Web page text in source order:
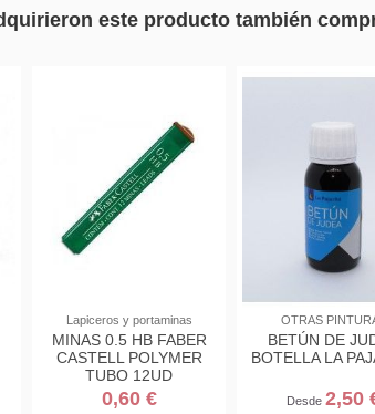
este producto también
PEGAMENTOS,
IMPRIMACIONES Y
PRODUCTOS DE ACABADO
Barniz de transferencia
MIR envase 250ML
PRODUCTOS AUXILIARES
GESSO TITAN 500GR
14,95 €